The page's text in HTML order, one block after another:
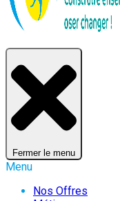
Fermer le menu
Menu
Nos Offres